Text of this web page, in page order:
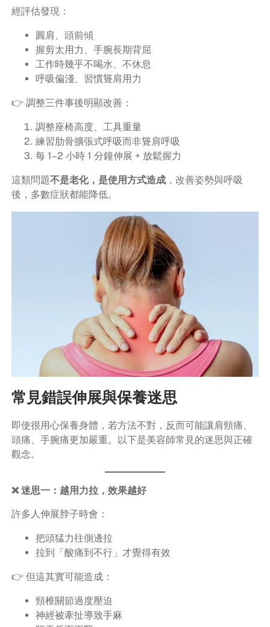
經評估發現：
圓肩、頭前傾
握剪太用力、手腕長期背屈
工作時幾乎不喝水、不休息
呼吸偏淺、習慣聳肩用力
👉 調整三件事後明顯改善：
調整座椅高度、工具重量
練習肋骨擴張式呼吸而非聳肩呼吸
每 1–2 小時 1 分鐘伸展 + 放鬆握力
這類問題不是老化，是使用方式造成，改善姿勢與呼吸
後，多數症狀都能降低。
常見錯誤伸展與保養迷思
即使很用心保養身體，若方法不對，反而可能讓肩頸痛、
頭痛、手腕痛更加嚴重。以下是美容師常見的迷思與正確
觀念。
❌ 迷思一：越用力拉，效果越好
許多人伸展脖子時會：
把頭猛力往側邊拉
拉到「酸痛到不行」才覺得有效
👉 但這其實可能造成：
頸椎關節過度壓迫
神經被牽扯導致手麻